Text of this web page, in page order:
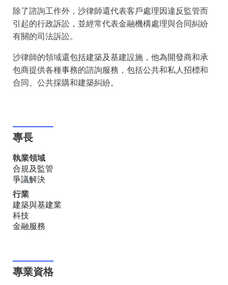
除了諮詢工作外，沙律師還代表客戶處理因違反監管而
引起的行政訴訟，並經常代表金融機構處理與合同糾紛
有關的司法訴訟。
沙律師的領域還包括建築及基建設施，他為開發商和承
包商提供各種事務的諮詢服務，包括公共和私人招標和
合同、公共採購和建築糾紛。
專長
執業領域
合規及監管
爭議解決
行業
建築與基建業
科技
金融服務
專業資格